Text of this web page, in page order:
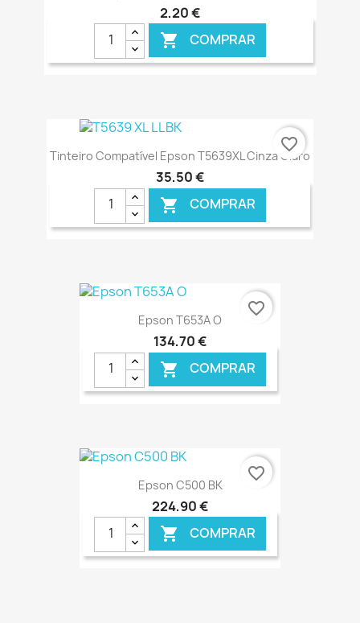
2,20 €
 COMPRAR
€ ONLINE
Tinteiro Compatível Epson T5639XL Cinza Claro
35,50 €
 COMPRAR
€ ONLINE
favorite_border
Epson T653A O
134,70 €
 COMPRAR
€ ONLINE
favorite_border
Epson C500 BK
224,90 €
 COMPRAR
favorite_border